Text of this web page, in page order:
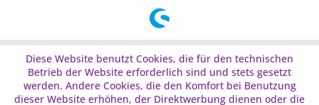
Diese Website benutzt Cookies, die für den technischen
Betrieb der Website erforderlich sind und stets gesetzt
werden. Andere Cookies, die den Komfort bei Benutzung
dieser Website erhöhen, der Direktwerbung dienen oder die